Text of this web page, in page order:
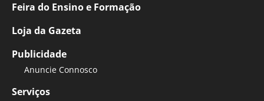
Feira do Ensino e Formação
Loja da Gazeta
Publicidade
Anuncie Connosco
Serviços